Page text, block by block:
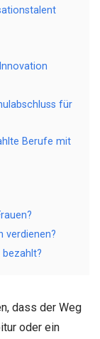
für
Berufe mit
verdienen?
dass der Weg
oder ein